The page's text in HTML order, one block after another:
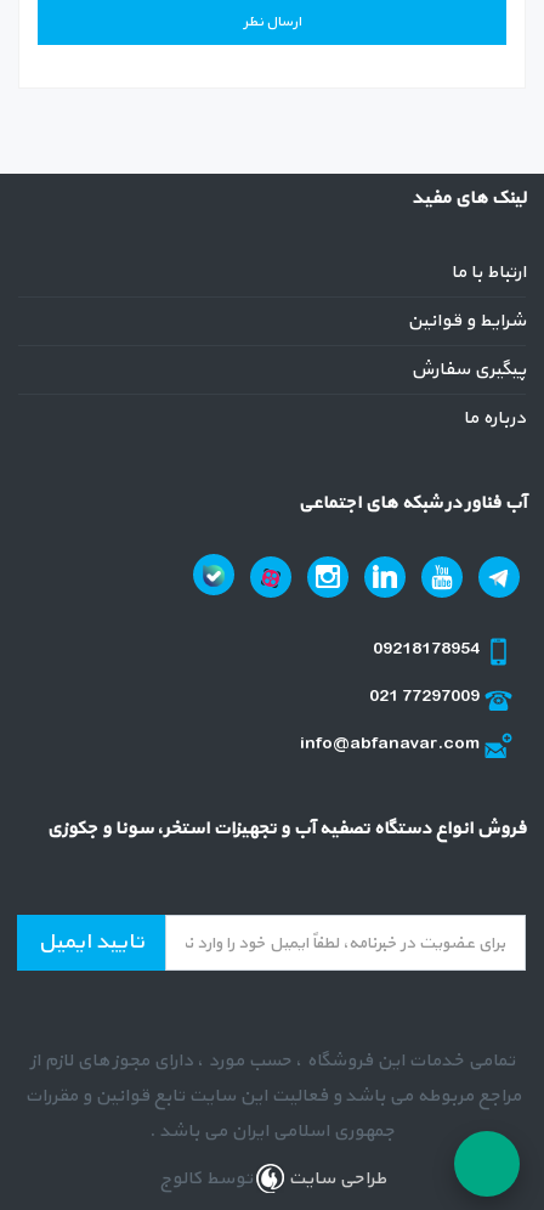
لینک های مفید
ارتباط با ما
شرایط و قوانین
پیگیری سفارش
درباره ما
آب فناور در شبکه های اجتماعی
09218178954
021 77297009
info@abfanavar.com
فروش انواع دستگاه تصفیه آب و تجهیزات استخر، سونا و جکوزی
تایید ایمیل
تمامی خدمات این فروشگاه ، حسب مورد ، دارای مجوز های لازم از
مراجع مربوطه می باشد و فعالیت این سایت تابع قوانین و مقررات
جمهوری اسلامی ایران می باشد .
طراحی سایت
توسط کالوج